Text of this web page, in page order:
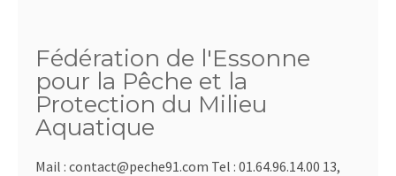
Fédération de l'Essonne
pour la Pêche et la
Protection du Milieu
Aquatique
Mail : contact@peche91.com Tel : 01.64.96.14.00 13,